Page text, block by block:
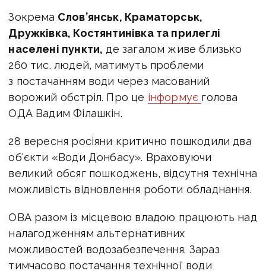
Зокрема Слов’янськ, Краматорськ,
Дружківка, Костянтинівка та прилеглі
населені пункти, де загалом живе близько
260 тис. людей, матимуть проблеми
з постачанням води через масований
ворожий обстріл. Про це інформує голова
ОДА Вадим Філашкін.
28 вересня росіяни критично пошкодили два
об'єкти «Води Донбасу». Враховуючи
великий обсяг пошкоджень, відсутня технічна
можливість відновлення роботи обладнання.
ОВА разом із місцевою владою працюють над
налагодженням альтернативних
можливостей водозабезпечення. Зараз
тимчасово постачання технічної води